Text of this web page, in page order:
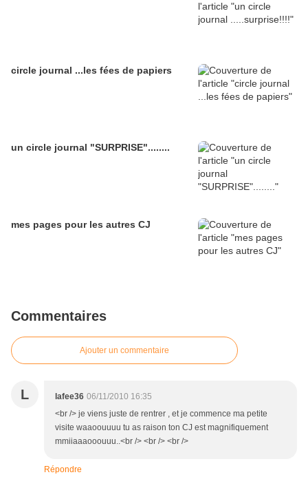
circle journal ...les fées de papiers
un circle journal "SURPRISE"........
mes pages pour les autres CJ
Commentaires
Ajouter un commentaire
L lafee36 06/11/2010 16:35
<br /> je viens juste de rentrer , et je commence ma petite
visite waaoouuuu tu as raison ton CJ est magnifiquement
mmiiaaaooouuu..<br /> <br /> <br />
Répondre